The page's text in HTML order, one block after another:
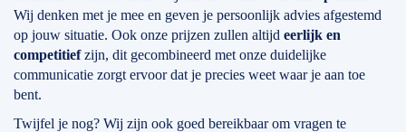
Wij denken met je mee en geven je persoonlijk advies afgestemd
op jouw situatie. Ook onze prijzen zullen altijd eerlijk en
competitiefzijn, dit gecombineerd met onze duidelijke
communicatie zorgt ervoor dat je precies weet waar je aan toe
bent.
Twijfel je nog? Wij zijn ook goed bereikbaar om vragen te